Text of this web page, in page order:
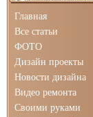
Главная
Все статьи
ФОТО
Дизайн проекты
Новости дизайна
Видео ремонта
Своими руками